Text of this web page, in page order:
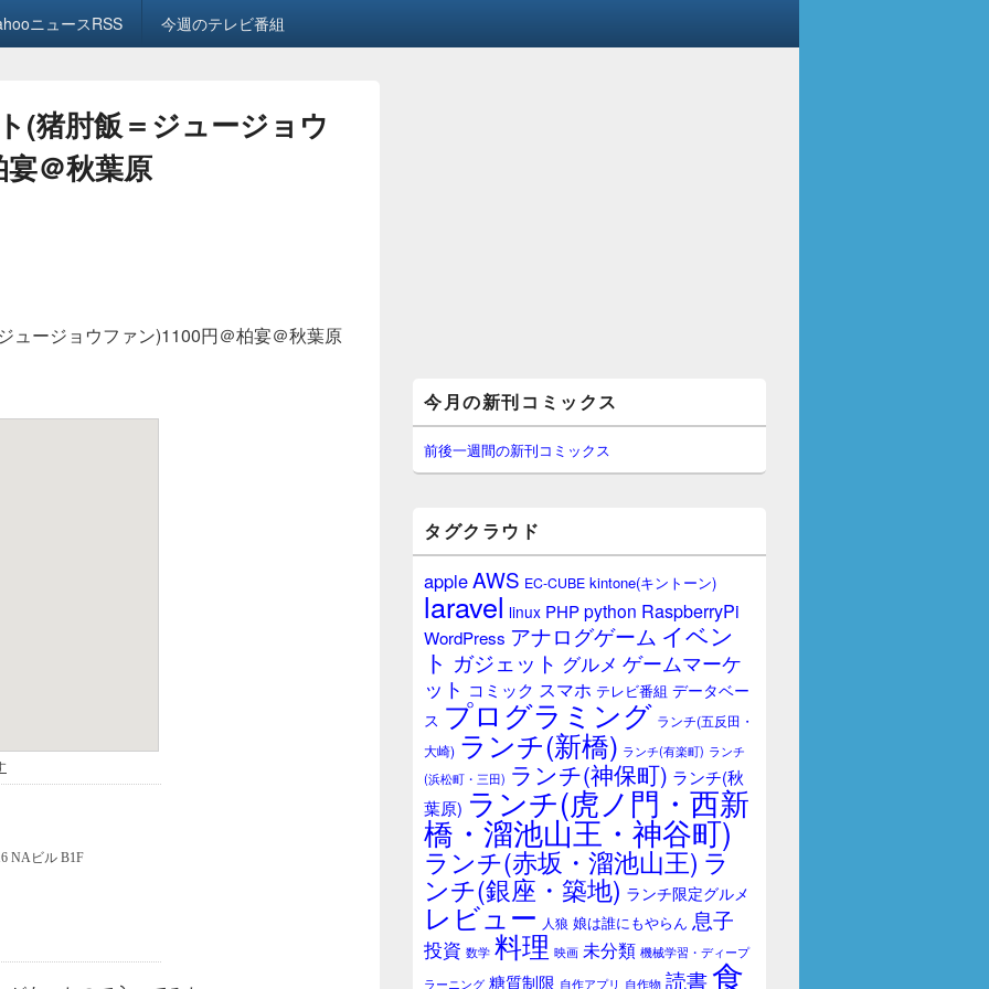
ニュースRSS 今週のテレビ番組
(猪肘飯＝ジュージョウ
＠秋葉原
ュージョウファン)1100円＠柏宴＠秋葉原
イ
ン
サ
イ
ー
ジ
ッ
ト
今月の新刊コミックス
前後一週間の新刊コミックス
タグクラウド
appleAWS EC-CUBE kintone(キントーン)
laravel linux PHPpython RaspberryPi
WordPress アナログゲーム イベン
ト ガジェット グルメ ゲームマーケ
ット コミック スマホ テレビ番組 データベー
ス プログラミング ランチ(五反田・
大崎) ランチ(新橋) ランチ(有楽町) ランチ
(浜松町・三田) ランチ(神保町) ランチ(秋
葉原) ランチ(虎ノ門・西新
橋・溜池山王・神谷町)
ランチ(赤坂・溜池山王) ラ
ンチ(銀座・築地) ランチ限定グルメ
レビュー 人狼 娘は誰にもやらん 息子
投資 数学 料理 映画 未分類 機械学習・ディープ
ラーニング 糖質制限 自作アプリ 自作物 読書食